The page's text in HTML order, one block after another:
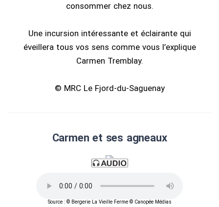
consommer chez nous.
Une incursion intéressante et éclairante qui
éveillera tous vos sens comme vous l’explique
Carmen Tremblay.
© MRC Le Fjord-du-Saguenay
Carmen et ses agneaux
Source : © Bergerie La Vieille Ferme © Canopée Médias